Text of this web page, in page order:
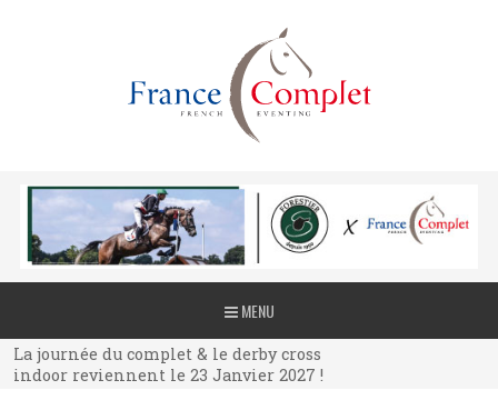
MENU
La journée du complet & le derby cross
indoor reviennent le 23 Janvier 2027 !
La journée du complet & le derby cross
indoor reviennent le 23 Janvier 2027 !